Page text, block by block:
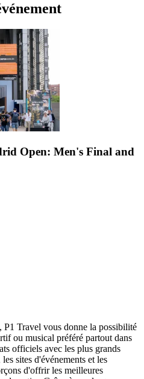
Open: Men's Final and
P1 Travel vous donne la possibilité
ou musical préféré partout dans
officiels avec les plus grands
sites d'événements et les
d'offrir les meilleures